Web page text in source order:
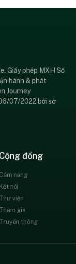
Giấy phép MXH Số
hành & phát
Journey
07/2022 bởi sở
Cộng đồng
Cẩm nang
Kết nối
Thư viện
Tham gia
Truyền thông